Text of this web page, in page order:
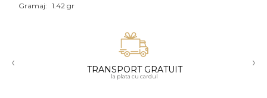
18K
Gramaj: 1.42 gr
‹ TRANSPORT GRATUIT
la plata cu cardul
›